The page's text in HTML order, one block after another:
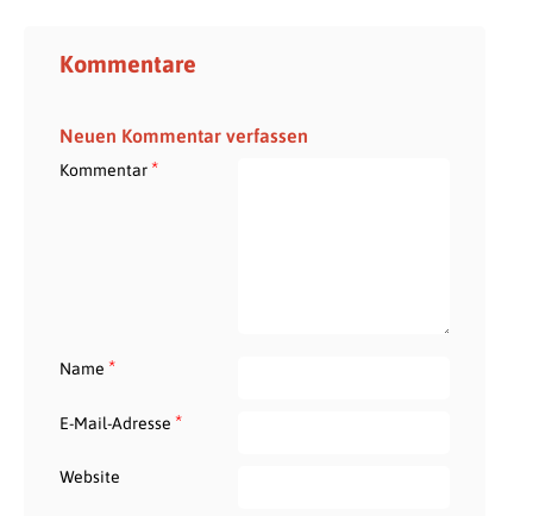
Kommentare
Neuen Kommentar verfassen
Kommentar*
Name *
E-Mail-Adresse *
Website